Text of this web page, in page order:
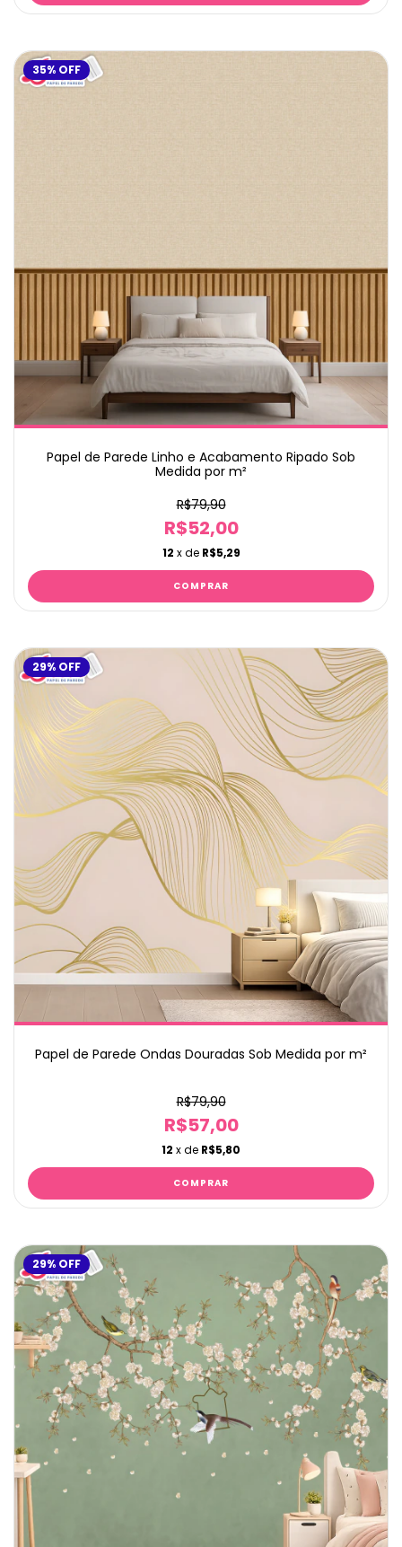
35% OFF
Papel de Parede Linho e Acabamento Ripado Sob
Medida por m²
R$79,90
R$52,00
12 x de R$5,29
29% OFF
Papel de Parede Ondas Douradas Sob Medida por m²
R$79,90
R$57,00
12 x de R$5,80
29% OFF